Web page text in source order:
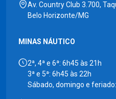
Av. Country Club 3.700,
Belo Horizonte/MG
MINAS NÁUTICO
2ª, 4ª e 6ª: 6h45 às 21h
3ª e 5ª: 6h45 às 22h
Sábado, domingo e